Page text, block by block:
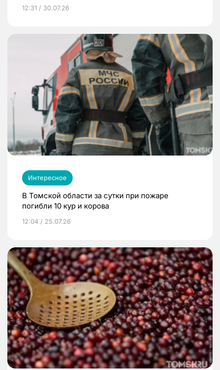
12:31 / 30.07.26
Интересное
В Томской области за сутки при пожаре
погибли 10 кур и корова
12:04 / 25.07.26